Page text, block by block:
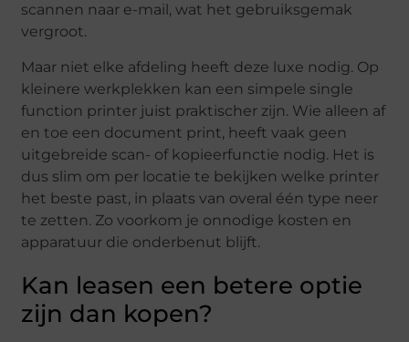
scannen naar e-mail, wat het gebruiksgemak
vergroot.
Maar niet elke afdeling heeft deze luxe nodig. Op
kleinere werkplekken kan een simpele single
function printer juist praktischer zijn. Wie alleen af
en toe een document print, heeft vaak geen
uitgebreide scan- of kopieerfunctie nodig. Het is
dus slim om per locatie te bekijken welke printer
het beste past, in plaats van overal één type neer
te zetten. Zo voorkom je onnodige kosten en
apparatuur die onderbenut blijft.
Kan leasen een betere optie
zijn dan kopen?